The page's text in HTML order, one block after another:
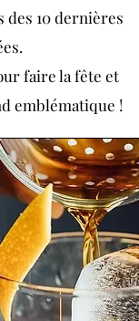
10 dernières
faire la fête et
emblématique !